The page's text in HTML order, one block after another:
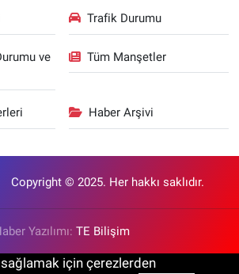
Trafik Durumu
ve
Tüm Manşetler
Haber Arşivi
Copyright © 2025. Her hakkı saklıdır.
Yazılımı: TE Bilişim
için çerezlerden